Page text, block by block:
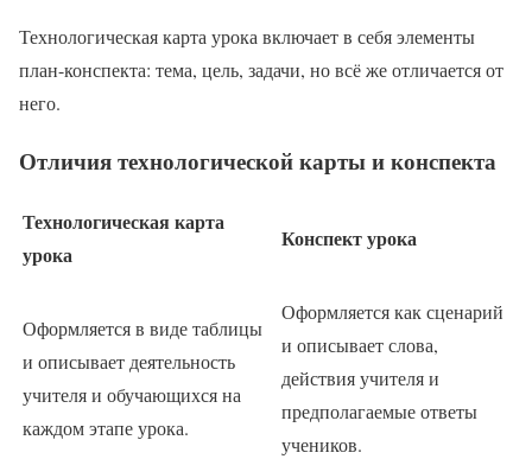
Технологическая карта урока включает в себя элементы
план-конспекта: тема, цель, задачи, но всё же отличается от
него.
Отличия технологической карты и конспекта
Технологическая карта
урока
Конспект урока
Оформляется в виде таблицы
и описывает деятельность
учителя и обучающихся на
каждом этапе урока.
Оформляется как сценарий
и описывает слова,
действия учителя и
предполагаемые ответы
учеников.